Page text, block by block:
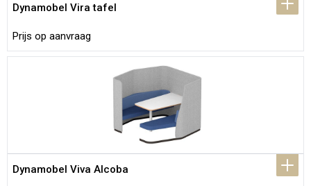
Dynamobel Vira tafel
Prijs op aanvraag
Dynamobel Viva Alcoba